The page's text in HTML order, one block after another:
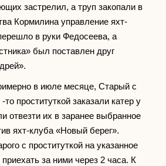
застрелил, а труп закопали в
Кормилина управление яхт-
в руки Федосеева, а
был поставлен друг
в июле месяце, Старый с
проституткой заказали катер у
отвезти их в заранее выбранное
яхт-клуба «Новый берег».
с проституткой на указанное
за ними через 2 часа. К